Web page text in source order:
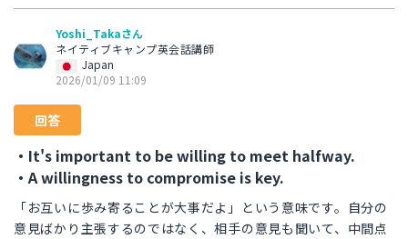
Yoshi_Takaさん
ネイティブキャンプ英会話講師
Japan
2026/01/09 11:09
回答
・It's important to be willing to meet halfway.
・A willingness to compromise is key.
「お互いに歩み寄ることが大事だよ」という意味です。自分の
意見ばかり主張するのではなく、相手の意見も聞いて、中間点